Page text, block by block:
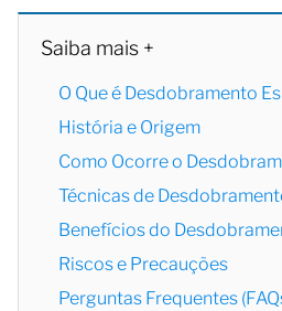
Saiba mais +
O Que é Desdobramento
História e Origem
Como Ocorre o
Técnicas de
Benefícios do
Riscos e Precauções
Perguntas Frequentes